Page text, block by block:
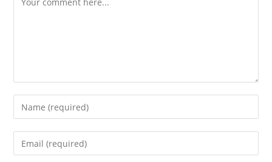
Enter
your
name
Enter
your